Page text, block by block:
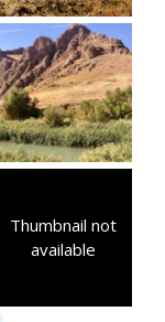
Thumbnail not
available